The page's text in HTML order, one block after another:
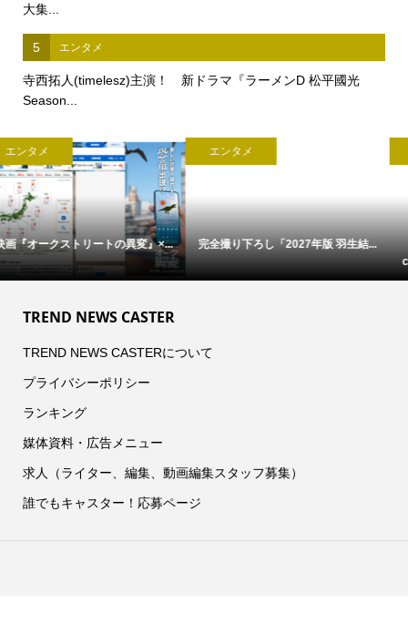
大集...
5 エンタメ
寺西拓人(timelesz)主演！ 新ドラマ『ラーメンD 松平國光
Season...
エンタメ
完全撮り下ろし「2027年版 羽生結...
エンタメ
【中島裕翔】初写真展 『7okyo
TREND NEWS CASTER
TREND NEWS CASTERについて
プライバシーポリシー
ランキング
媒体資料・広告メニュー
求人（ライター、編集、動画編集スタッフ募集）
誰でもキャスター！応募ページ